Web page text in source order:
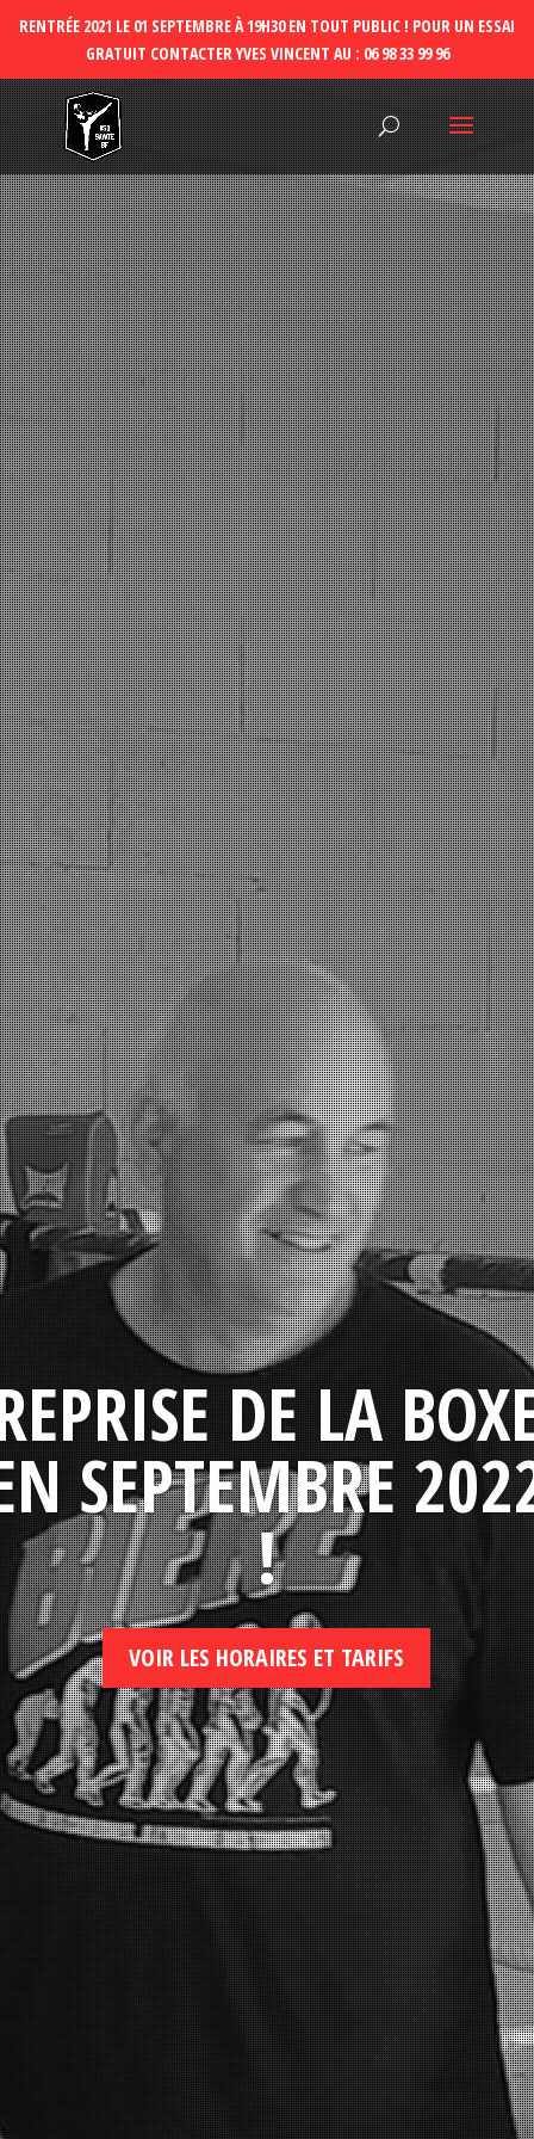
DE LA
SEPTEMBRE
!
VOIR LES HORAIRES ET TARIFS